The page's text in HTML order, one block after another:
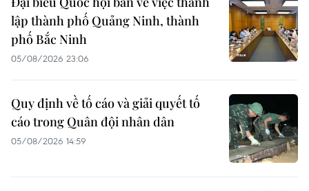
lập thành phố Quảng Ninh, thành
phố Bắc Ninh
05/08/2026 23:06
Quy định về tố cáo và giải quyết tố
cáo trong Quân đội nhân dân
05/08/2026 14:59